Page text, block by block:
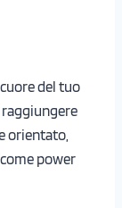
del tuo
raggiungere
orientato,
power